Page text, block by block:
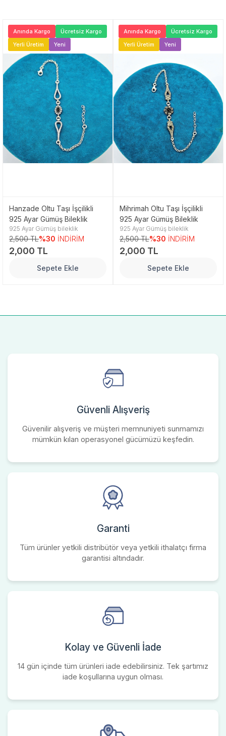
Anında Kargo
Ücretsiz Kargo
Yerli Üretim
Yeni
Hanzade Oltu Taşı İşçilikli
925 Ayar Gümüş Bileklik
925 Ayar Gümüş bileklik
2,500 TL%30 İNDİRİM
2,000 TL
Sepete Ekle
Anında Kargo
Ücretsiz Kargo
Yerli Üretim
Yeni
Mihrimah Oltu Taşı İşçilikli
925 Ayar Gümüş Bileklik
925 Ayar Gümüş bileklik
2,500 TL%30 İNDİRİM
2,000 TL
Sepete Ekle
Güvenli Alışveriş
Güvenilir alışveriş ve müşteri memnuniyeti sunmamızı
mümkün kılan operasyonel gücümüzü keşfedin.
Garanti
Tüm ürünler yetkili distribütör veya yetkili ithalatçı firma
garantisi altındadır.
Kolay ve Güvenli İade
14 gün içinde tüm ürünleri iade edebilirsiniz. Tek şartımız
iade koşullarına uygun olması.